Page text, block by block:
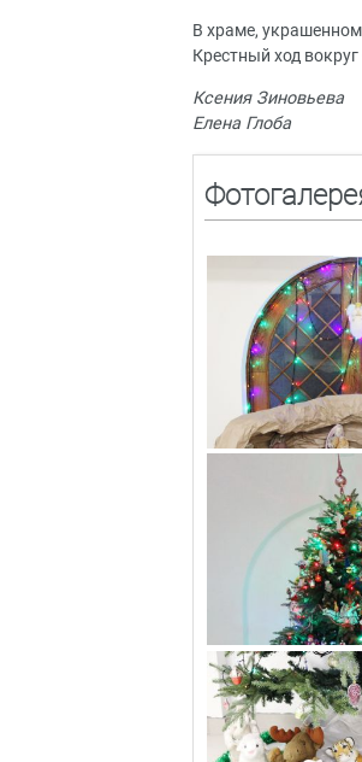
В храме,
Крестный ход
Ксения Зиновьева
Елена Глоба